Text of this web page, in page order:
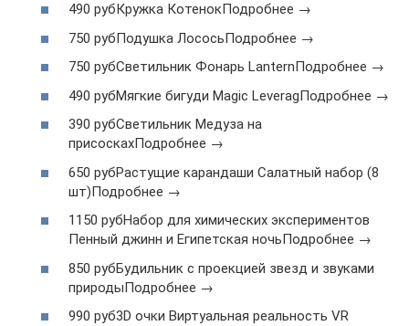
490 рубКружка КотенокПодробнее →
750 рубПодушка ЛососьПодробнее →
750 рубСветильник Фонарь LanternПодробнее →
490 рубМягкие бигуди Magic LeveragПодробнее →
390 рубСветильник Медуза на
присоскахПодробнее →
650 рубРастущие карандаши Салатный набор (8
шт)Подробнее →
1150 рубНабор для химических экспериментов
Пенный джинн и Египетская ночьПодробнее →
850 рубБудильник с проекцией звезд и звуками
природыПодробнее →
990 руб3D очки Виртуальная реальность VR